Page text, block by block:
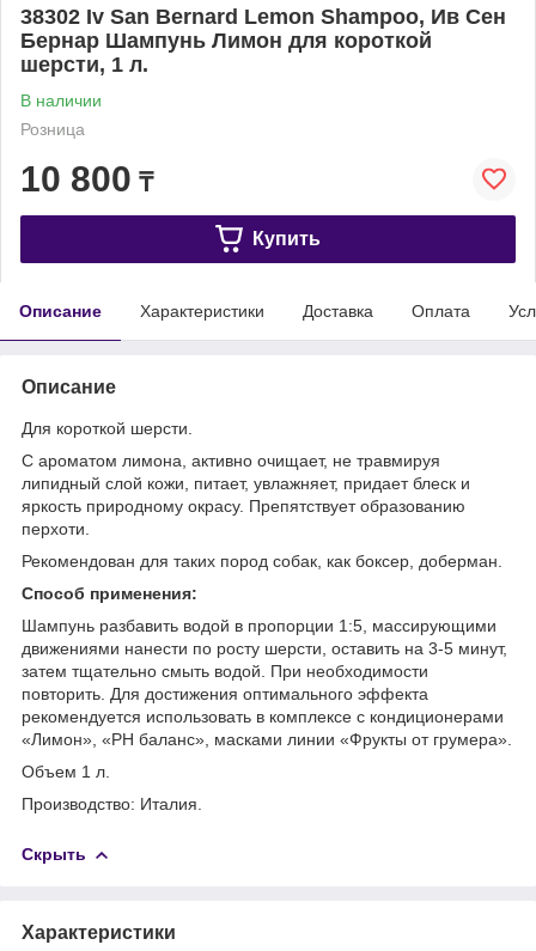
38302 Iv San Bernard Lemon Shampoo, Ив Сен
Бернар Шампунь Лимон для короткой
шерсти, 1 л.
В наличии
Розница
10 800 ₸
Купить
Описание Характеристики Доставка Оплата
Описание
Для короткой шерсти.
С ароматом лимона, активно очищает, не травмируя
липидный слой кожи, питает, увлажняет, придает блеск и
яркость природному окрасу. Препятствует образованию
перхоти.
Рекомендован для таких пород собак, как боксер, доберман.
Способ применения:
Шампунь разбавить водой в пропорции 1:5, массирующими
движениями нанести по росту шерсти, оставить на 3-5 минут,
затем тщательно смыть водой. При необходимости
повторить. Для достижения оптимального эффекта
рекомендуется использовать в комплексе с кондиционерами
«Лимон», «РН баланс», масками линии «Фрукты от грумера».
Объем 1 л.
Производство: Италия.
Скрыть
Характеристики